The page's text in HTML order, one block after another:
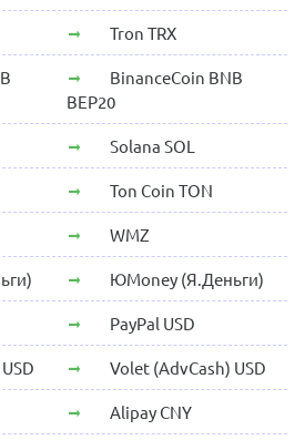
Tron TRX
BinanceCoin BNB
BEP20
Solana SOL
Ton Coin TON
WMZ
ЮMoney (Я.Деньги)
PayPal USD
Volet (AdvCash) USD
Alipay CNY